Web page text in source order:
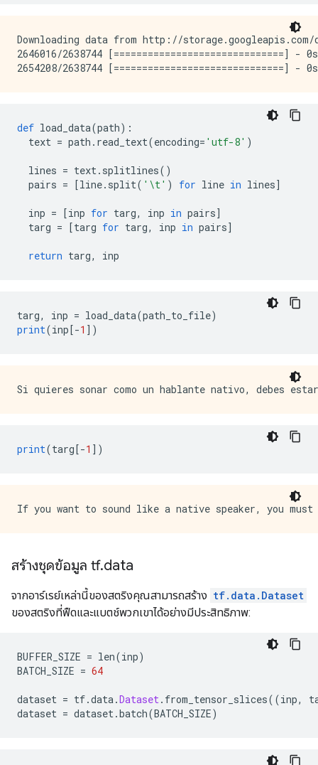
Downloading data from http://
2646016/2638744 [==============================] -
def load_data(path):
text = path . read_text(encoding= 'utf-8' )
lines = text . splitlines()
pairs = [line. split( '\t' ) for line in lines]
inp = [inp for targ, inp in pairs]
targ = [targ for targ, inp in pairs]
return targ, inp
targ, inp = load_data(path_to_file)
print(inp[-1 ])
print(targ[-1 ])
สร้างชุดข้อมูล tf.data
จากอาร์เรย์เหล่านี้ของสตริงคุณสามารถสร้าง tf.data.Dataset
ของสตริงที่ฟืดและแบตช์พวกเขาได้อย่างมีประสิทธิภาพ:
BUFFER_SIZE = len(inp)
BATCH_SIZE = 64
dataset = tf.data .Dataset . from_tensor_slices((inp,
dataset = dataset .batch(BATCH_SIZE)